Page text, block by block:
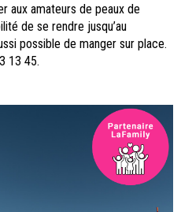
aux amateurs de peaux de
de se rendre jusqu’au
possible de manger sur place.
13 45.